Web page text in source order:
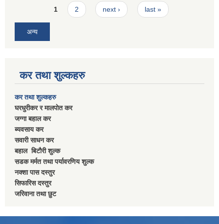
Pages1 2 next › last »
अन्य
कर तथा शुल्कहरु
कर तथा शुल्कहरु
घरधुरीकर र मालपाेत कर
जग्गा बहाल कर
ब्यवसाय कर
सवारी साधन कर
बहाल बिटाैरी शुल्क
सडक मर्मत तथा पर्यावरणिय शुल्क
नक्शा पास दस्तुर
सिफारिस दस्तुर
जरिवाना तथा छुट